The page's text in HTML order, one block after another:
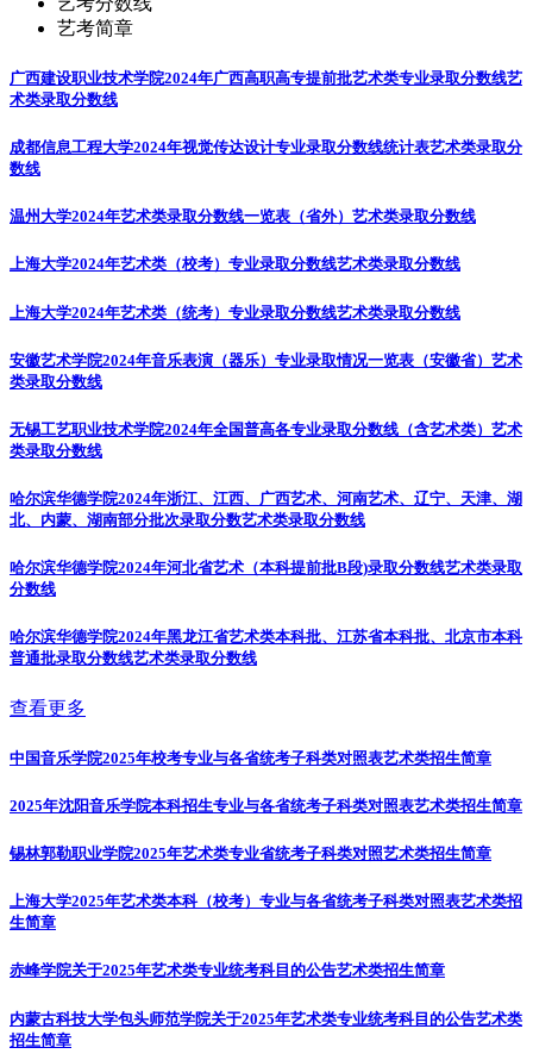
艺考简章
广西建设职业技术学院2024年广西高职高专提前批艺术类专业录取分数线艺
术类录取分数线
成都信息工程大学2024年视觉传达设计专业录取分数线统计表艺术类录取分
数线
温州大学2024年艺术类录取分数线一览表（省外） 艺术类录取分数线
上海大学2024年艺术类（校考）专业录取分数线艺术类录取分数线
上海大学2024年艺术类（统考）专业录取分数线艺术类录取分数线
安徽艺术学院2024年音乐表演（器乐）专业录取情况一览表（安徽省） 艺术
类录取分数线
无锡工艺职业技术学院2024年全国普高各专业录取分数线（含艺术类） 艺术
类录取分数线
哈尔滨华德学院2024年浙江、江西、广西艺术、河南艺术、辽宁、天津、湖
北、内蒙、湖南部分批次录取分数艺术类录取分数线
哈尔滨华德学院2024年河北省艺术（本科提前批B段)录取分数线艺术类录取
分数线
哈尔滨华德学院2024年黑龙江省艺术类本科批、江苏省本科批、北京市本科
普通批录取分数线艺术类录取分数线
查看更多
中国音乐学院2025年校考专业与各省统考子科类对照表艺术类招生简章
2025年沈阳音乐学院本科招生专业与各省统考子科类对照表艺术类招生简章
锡林郭勒职业学院2025年艺术类专业省统考子科类对照艺术类招生简章
上海大学2025年艺术类本科（校考）专业与各省统考子科类对照表艺术类招
生简章
赤峰学院关于2025年艺术类专业统考科目的公告艺术类招生简章
内蒙古科技大学包头师范学院关于2025年艺术类专业统考科目的公告艺术类
招生简章